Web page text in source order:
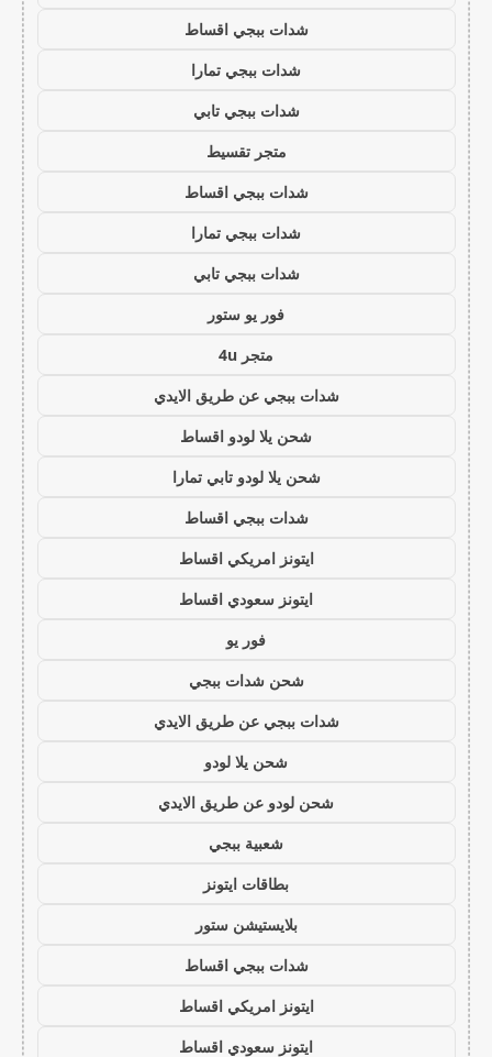
شدات ببجي اقساط
شدات ببجي تمارا
شدات ببجي تابي
متجر تقسيط
شدات ببجي اقساط
شدات ببجي تمارا
شدات ببجي تابي
فور يو ستور
متجر 4u
شدات ببجي عن طريق الايدي
شحن يلا لودو اقساط
شحن يلا لودو تابي تمارا
شدات ببجي اقساط
ايتونز امريكي اقساط
ايتونز سعودي اقساط
فور يو
شحن شدات ببجي
شدات ببجي عن طريق الايدي
شحن يلا لودو
شحن لودو عن طريق الايدي
شعبية ببجي
بطاقات ايتونز
بلايستيشن ستور
شدات ببجي اقساط
ايتونز امريكي اقساط
ايتونز سعودي اقساط